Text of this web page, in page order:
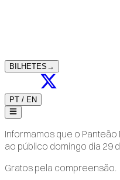
BILHETES →
PT / EN
Informamos que o
ao público domingo dia 29
Gratos pela compreensão.